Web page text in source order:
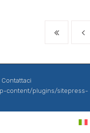
Contattaci
content/plugins/sitepress-